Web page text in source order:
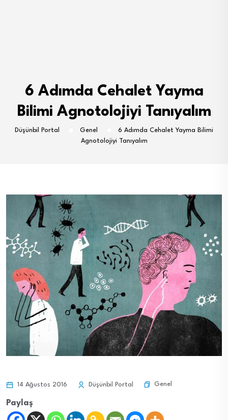
6 Adımda Cehalet Yayma
Bilimi Agnotolojiyi Tanıyalım
Düşünbil Portal Genel
6 Adımda Cehalet Yayma Bilimi
Agnotolojiyi Tanıyalım
14 Ağustos 2016 Düşünbil Portal Genel
Paylaş